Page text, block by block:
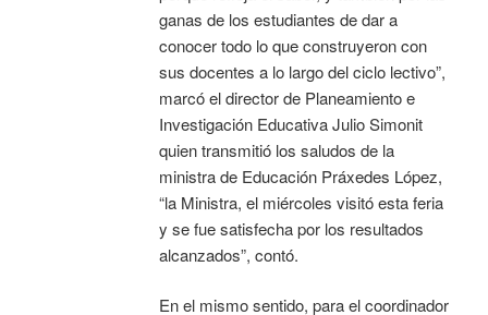
ganas de los estudiantes de dar a
conocer todo lo que construyeron con
sus docentes a lo largo del ciclo lectivo”,
marcó el director de Planeamiento e
Investigación Educativa Julio Simonit
quien transmitió los saludos de la
ministra de Educación Práxedes López,
“la Ministra, el miércoles visitó esta feria
y se fue satisfecha por los resultados
alcanzados”, contó.
En el mismo sentido, para el coordinador